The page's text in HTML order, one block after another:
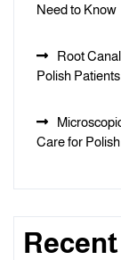
Need to Know
Root
Polish Patients
Care for